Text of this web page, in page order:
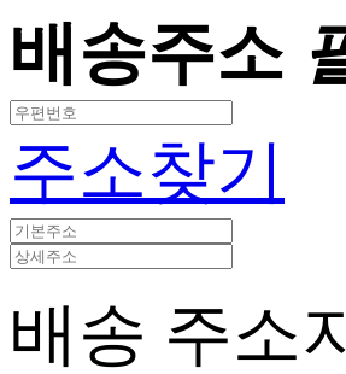
배송주소
주소찾기
배송 주소